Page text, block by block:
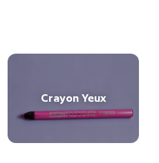
Crayon Yeux